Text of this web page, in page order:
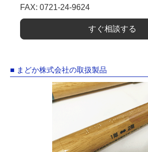
FAX: 0721-24-9624
すぐ相談する
■ まどか株式会社の取扱製品